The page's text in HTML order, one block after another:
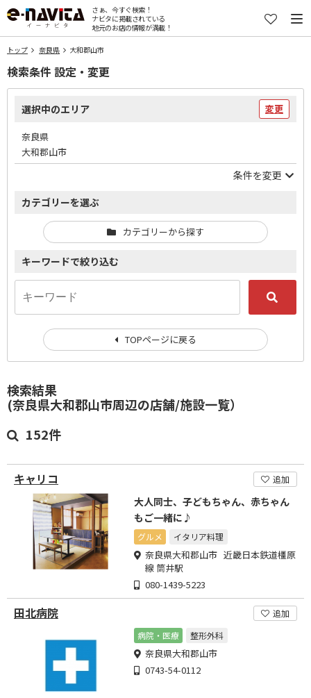
さぁ、今すぐ検索！
ナビタに掲載されている
地元のお店の情報が満載！
トップ 奈良県 大和郡山市
検索結果
(奈良県大和郡山市周辺の店舗/施設一覧）
152件
キャリコ 追加
大人同士、子どもちゃん、赤ちゃん
もご一緒に♪
グルメ イタリア料理
奈良県大和郡山市 近畿日本鉄道橿原
線 筒井駅
080-1439-5223
田北病院
追加
病院・医療
整形外科
奈良県大和郡山市
0743-54-0112
検索条件 設定・変更
選択中のエリア 変更
奈良県
大和郡山市
条件を変更
カテゴリーを選ぶ
カテゴリーから探す
キーワードで絞り込む
TOPページに戻る